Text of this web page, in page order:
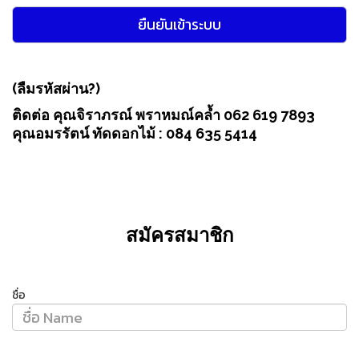
(ลืมรหัสผ่าน?)
ติดต่อ คุณจิราภรณ์ พราหมณ์คล้ำ 062 619 7893
คุณอมรรัตน์ ทัดดอกไม้ : 084 635 5414
สมัครสมาชิก
ชื่อ